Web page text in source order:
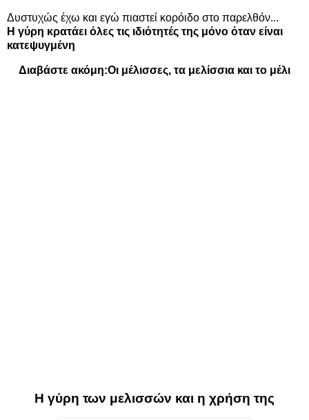
Δυστυχώς έχω και εγώ πιαστεί κορόιδο στο παρελθόν...
Η γύρη κρατάει όλες τις ιδιότητές της μόνο όταν είναι
κατεψυγμένη
Διαβάστε ακόμη:Οι μέλισσες, τα μελίσσια και το μέλι
Η γύρη των μελισσών και η χρήση της